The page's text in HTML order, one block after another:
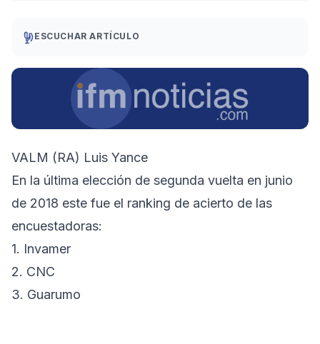
ESCUCHAR ARTÍCULO
VALM (RA) Luis Yance
En la última elección de segunda vuelta en junio
de 2018 este fue el ranking de acierto de las
encuestadoras:
1. Invamer
2. CNC
3. Guarumo